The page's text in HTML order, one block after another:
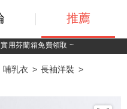
用芬蘭箱免費領取 ~
哺乳衣
長袖洋裝
推薦